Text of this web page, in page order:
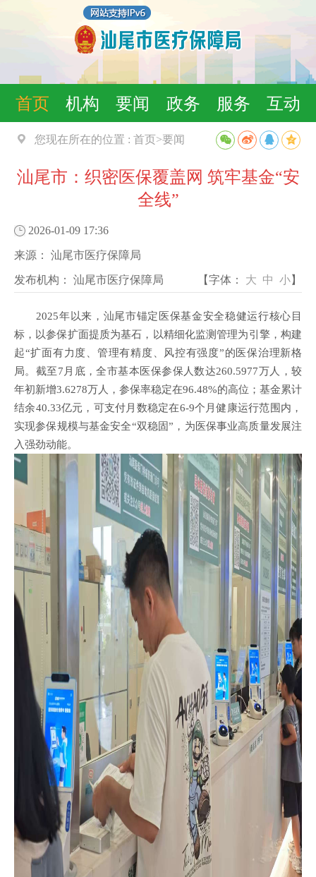
首页 机构 要闻 政务 服务 互动
您现在所在的位置 : 首页>要闻
汕尾市：织密医保覆盖网 筑牢基金“安
全线”
2026-01-09 17:36
来源： 汕尾市医疗保障局
发布机构： 汕尾市医疗保障局 【字体： 大 中 小】
2025年以来，汕尾市锚定医保基金安全稳健运行核心目
标，以参保扩面提质为基石，以精细化监测管理为引擎，构建
起“扩面有力度、管理有精度、风控有强度”的医保治理新格
局。截至7月底，全市基本医保参保人数达260.5977万人，较
年初新增3.6278万人，参保率稳定在96.48%的高位；基金累计
结余40.33亿元，可支付月数稳定在6-9个月健康运行范围内，
实现参保规模与基金安全“双稳固”，为医保事业高质量发展注
入强劲动能。